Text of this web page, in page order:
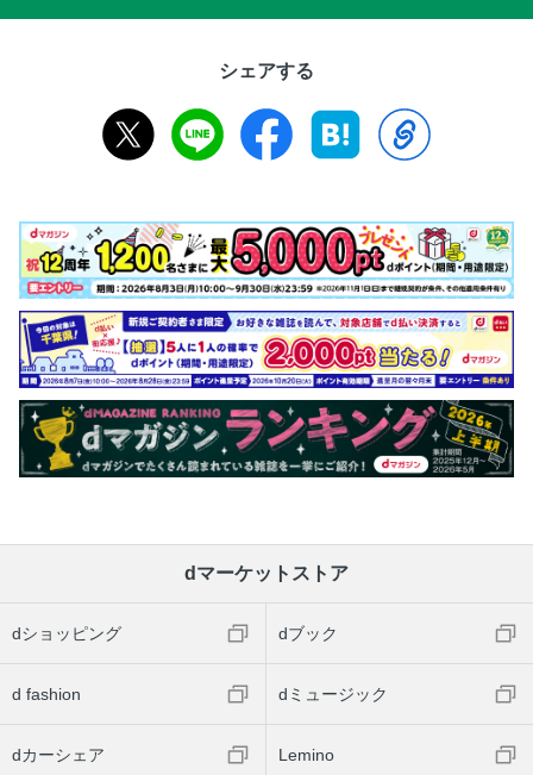
シェアする
dマーケットストア
dショッピング dブック
d fashion dミュージック
dカーシェア Lemino